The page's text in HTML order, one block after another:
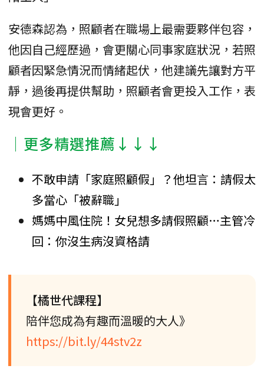
安德森認為，照顧者在職場上最需要夥伴包容，
他因自己經歷過，會更關心同事家庭狀況，若照
顧者因緊急情況而情緒起伏，他建議先讓對方平
靜，過後再提供幫助，照顧者會更投入工作，表
現會更好。
│更多精選推薦↓↓↓
不敢申請「家庭照顧假」？他坦言：請假太
多當心「被辭職」
媽媽中風住院！女兒想多請假照顧…主管冷
回：你沒生病沒資格請
【橘世代課程】
陪伴您成為有趣而溫暖的大人》
https://bit.ly/44stv2z